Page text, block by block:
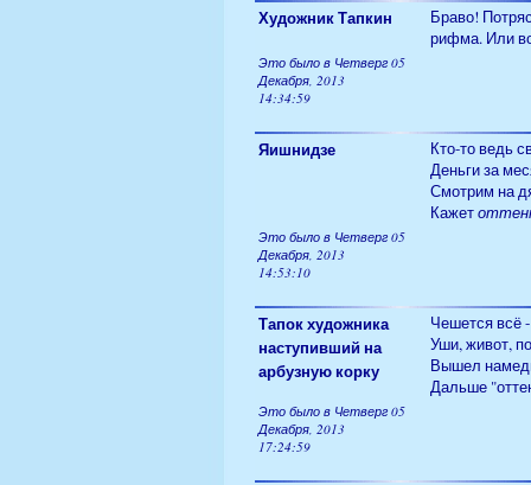
Художник Тапкин
Браво!
рифма. Или
Это было в Четверг 05
Декабря, 2013
14:34:59
Яишнидзе
Кто-то ведь
Деньги за
Смотрим на
Кажет
Это было в Четверг 05
Декабря, 2013
14:53:10
Тапок художника
наступивший на
арбузную корку
Чешется всё -
Уши, живот,
Вышел
Дальше
Это было в Четверг 05
Декабря, 2013
17:24:59